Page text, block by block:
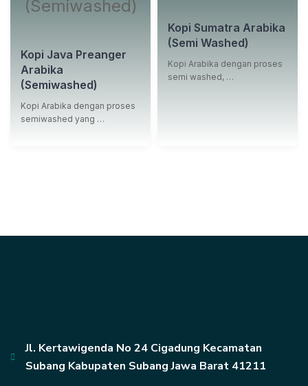
Kopi Java Preanger
Arabika
(Semiwashed)
Kopi Arabika dengan proses
semiwashed yang …
Kopi Sumatra Arabika
(Semi Washed)
Kopi Arabika dengan proses
semi washed, …
Jl. Kertawigenda No 24 Cigadung Kecamatan
Subang Kabupaten Subang Jawa Barat 41211